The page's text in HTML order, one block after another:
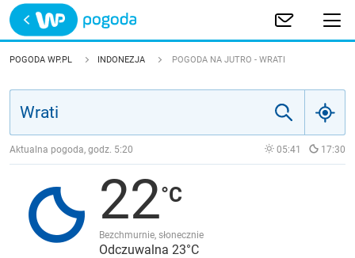
Trwa ładowanie
POLSKA
JAKOŚĆ POWIETRZA
POGODA WP.PL INDONEZJA POGODA NA JUTRO - WRATI
Aktualna pogoda, godz. 5:20 05:41 17:30
22
Bezchmurnie, słonecznie
Odczuwalna 23°C